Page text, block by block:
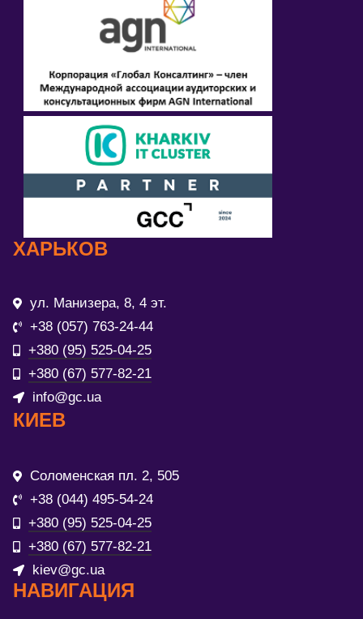
ХАРЬКОВ
ул. Манизера, 8, 4 эт.
+38 (057) 763-24-44
+380 (95) 525-04-25
+380 (67) 577-82-21
info@gc.ua
КИЕВ
Соломенская пл. 2, 505
+38 (044) 495-54-24
+380 (95) 525-04-25
+380 (67) 577-82-21
kiev@gc.ua
НАВИГАЦИЯ